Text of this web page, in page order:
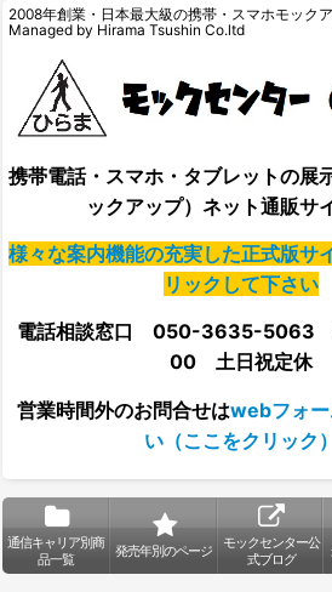
2008年創業・日本最大級の携帯・スマホモック
Managed by Hirama Tsushin Co.ltd
携帯電話・スマホ・タブレットの展
ックアップ）ネット通販サ
様々な案内機能の充実した正式版サ
リックして下さい
電話相談窓口 050-3635-5063
00 土日祝定休
営業時間外のお問合せはwebフォー
い（ここをクリック）
通信キャリア別商
品一覧
発売年別のページ
モックセンター公
式ブログ